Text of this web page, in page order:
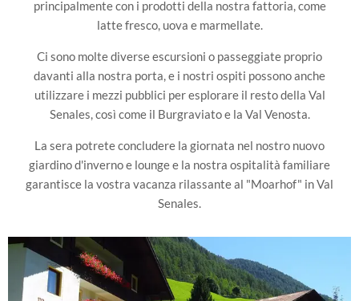
principalmente con i prodotti della nostra fattoria, come
latte fresco, uova e marmellate.
Ci sono molte diverse escursioni o passeggiate proprio
davanti alla nostra porta, e i nostri ospiti possono anche
utilizzare i mezzi pubblici per esplorare il resto della Val
Senales, così come il Burgraviato e la Val Venosta.
La sera potrete concludere la giornata nel nostro nuovo
giardino d'inverno e lounge e la nostra ospitalità familiare
garantisce la vostra vacanza rilassante al "Moarhof" in Val
Senales.